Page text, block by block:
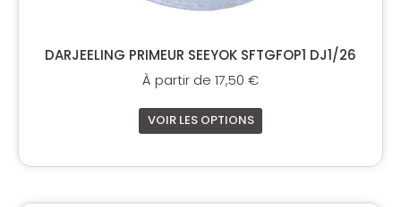
DARJEELING PRIMEUR SEEYOK SFTGFOP1 DJ1/26
À partir de 17,50 €
VOIR LES OPTIONS